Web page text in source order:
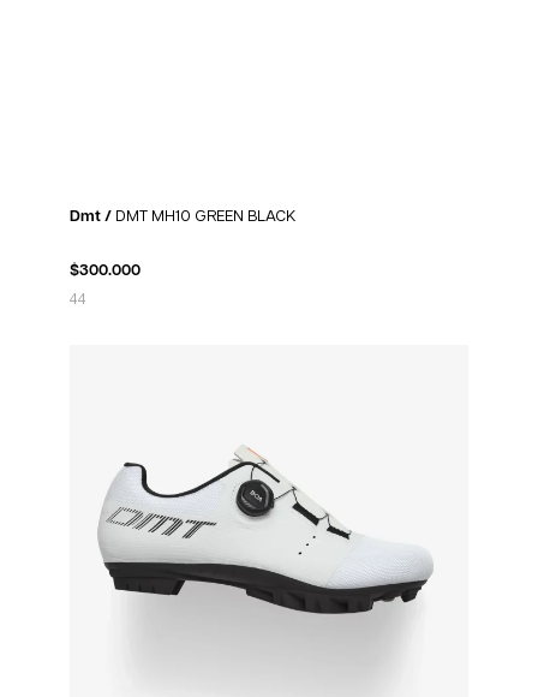
Dmt / DMT MH10 GREEN BLACK
$300.000
44